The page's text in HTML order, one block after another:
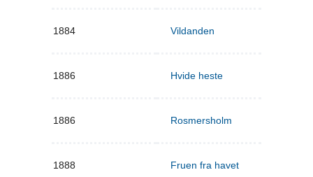
1884 Vildanden
1886 Hvide heste
1886 Rosmersholm
1888 Fruen fra havet